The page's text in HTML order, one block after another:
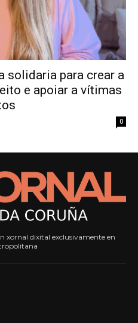
solidaria para crear a
e apoiar a vítimas
0
xornal dixital exclusivamente en